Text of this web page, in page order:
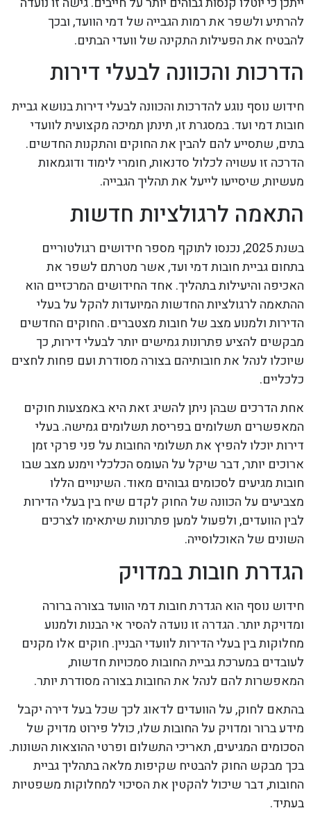
להרתיע ולשפר את רמות הגבייה של דמי הוועד, ובכך
להבטיח את הפעילות התקינה של וועדי הבתים.
הדרכות והכוונה לבעלי דירות
חידוש נוסף נוגע להדרכות והכוונה לבעלי דירות בנושא גביית
חובות דמי ועד. במסגרת זו, תינתן תמיכה מקצועית לוועדי
בתים, שתסייע להם להבין את החוקים והתקנות החדשים.
הדרכה זו עשויה לכלול סדנאות, חומרי לימוד ודוגמאות
מעשיות, שיסייעו לייעל את תהליך הגבייה.
התאמה לרגולציות חדשות
בשנת 2025, נכנסו לתוקף מספר חידושים רגולטוריים
בתחום גביית חובות דמי ועד, אשר מטרתם לשפר את
האכיפה והיעילות בתהליך. אחד החידושים המרכזיים הוא
ההתאמה לרגולציות החדשות המיועדות להקל על בעלי
הדירות ולמנוע מצב של חובות מצטברים. החוקים החדשים
מבקשים להציע פתרונות גמישים יותר לבעלי דירות, כך
שיוכלו לנהל את חובותיהם בצורה מסודרת ועם פחות לחצים
כלכליים.
אחת הדרכים שבהן ניתן להשיג זאת היא באמצעות חוקים
המאפשרים תשלומים בפריסת תשלומים גמישה. בעלי
דירות יוכלו להפיץ את תשלומי החובות על פני פרקי זמן
ארוכים יותר, דבר שיקל על העומס הכלכלי וימנע מצב שבו
חובות מגיעים לסכומים גבוהים מאוד. השינויים הללו
מצביעים על הכוונה של החוק לקדם שיח בין בעלי הדירות
לבין הוועדים, ולפעול למען פתרונות שיתאימו לצרכים
השונים של האוכלוסייה.
הגדרת חובות במדויק
חידוש נוסף הוא הגדרת חובות דמי הוועד בצורה ברורה
ומדויקת יותר. הגדרה זו נועדה להסיר אי הבנות ולמנוע
מחלוקות בין בעלי הדירות לוועדי הבניין. חוקים אלו מקנים
לעובדים במערכת גביית החובות סמכויות חדשות,
המאפשרות להם לנהל את החובות בצורה מסודרת יותר.
בהתאם לחוק, על הוועדים לדאוג לכך שכל בעל דירה יקבל
מידע ברור ומדויק על החובות שלו, כולל פירוט מדויק של
הסכומים המגיעים, תאריכי התשלום ופרטי ההוצאות השונות.
בכך מבקש החוק להבטיח שקיפות מלאה בתהליך גביית
החובות, דבר שיכול להקטין את הסיכוי למחלוקות משפטיות
בעתיד.